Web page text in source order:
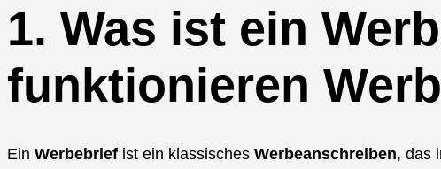
1. Was ist ein
funktionieren
Ein Werbebrief ist ein klassisches Werbeanschreiben, das